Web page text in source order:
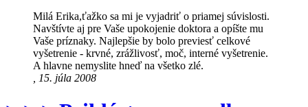
Milá Erika,ťažko sa mi je vyjadriť o priamej súvislosti.
Navštívte aj pre Vaše upokojenie doktora a opíšte mu
Vaše príznaky. Najlepšie by bolo previesť celkové
vyšetrenie - krvné, zrážlivosť, moč, interné vyšetrenie.
A hlavne nemyslite hneď na všetko zlé.
, 15. júla 2008